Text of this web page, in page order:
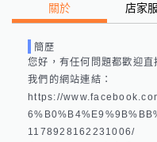
關於 店家
簡歷
您好，有任何問題都歡迎直
我們的網站連結：
https://
1178928162231006/